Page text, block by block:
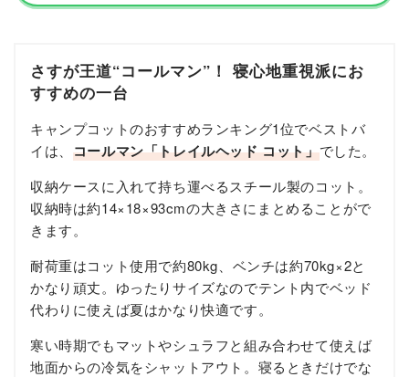
さすが王道“コールマン”！ 寝心地重視派にお
すすめの一台
キャンプコットのおすすめランキング1位でベストバ
イは、 コールマン「トレイルヘッド コット」でした。
収納ケースに入れて持ち運べるスチール製のコット。
収納時は約14×18×93cmの大きさにまとめることがで
きます。
耐荷重はコット使用で約80kg、ベンチは約70kg×2と
かなり頑丈。ゆったりサイズなのでテント内でベッド
代わりに使えば夏はかなり快適です。
寒い時期でもマットやシュラフと組み合わせて使えば
地面からの冷気をシャットアウト。寝るときだけでな